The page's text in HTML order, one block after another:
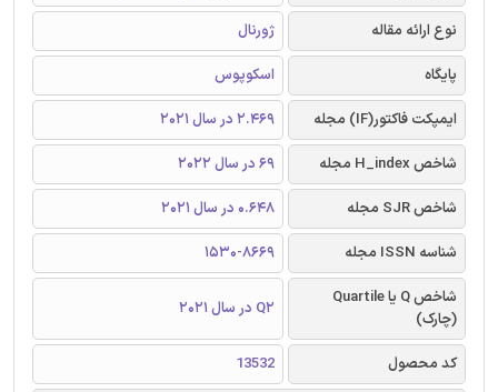
نوع ارائه مقاله
ژورنال
پایگاه
اسکوپوس
ایمپکت فاکتور(IF) مجله
2.469 در سال 2021
شاخص H_index مجله
69 در سال 2022
شاخص SJR مجله
0.648 در سال 2021
شناسه ISSN مجله
1530-8669
شاخص Q یا Quartile
(چارک)
Q2 در سال 2021
کد محصول
13532